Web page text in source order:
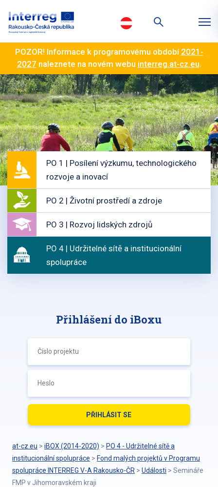
POZOR! Informace k programovému období 2021-
2027 naleznete na novém webu interreg.at-cz.eu.
PO 1 | Posílení výzkumu, technologického
rozvoje a inovací
PO 2 | Životní prostředí a zdroje
PO 3 | Rozvoj lidských zdrojů
PO 4 | Udržitelné sítě a institucionální
spolupráce
Přihlášení do iBoxu
at-cz.eu > iBOX (2014-2020) > PO 4 - Udržitelné sítě a
institucionální spolupráce > Fond malých projektů v Programu
spolupráce INTERREG V-A Rakousko-ČR > Události > Semináře
FMP v Jihomoravském kraji